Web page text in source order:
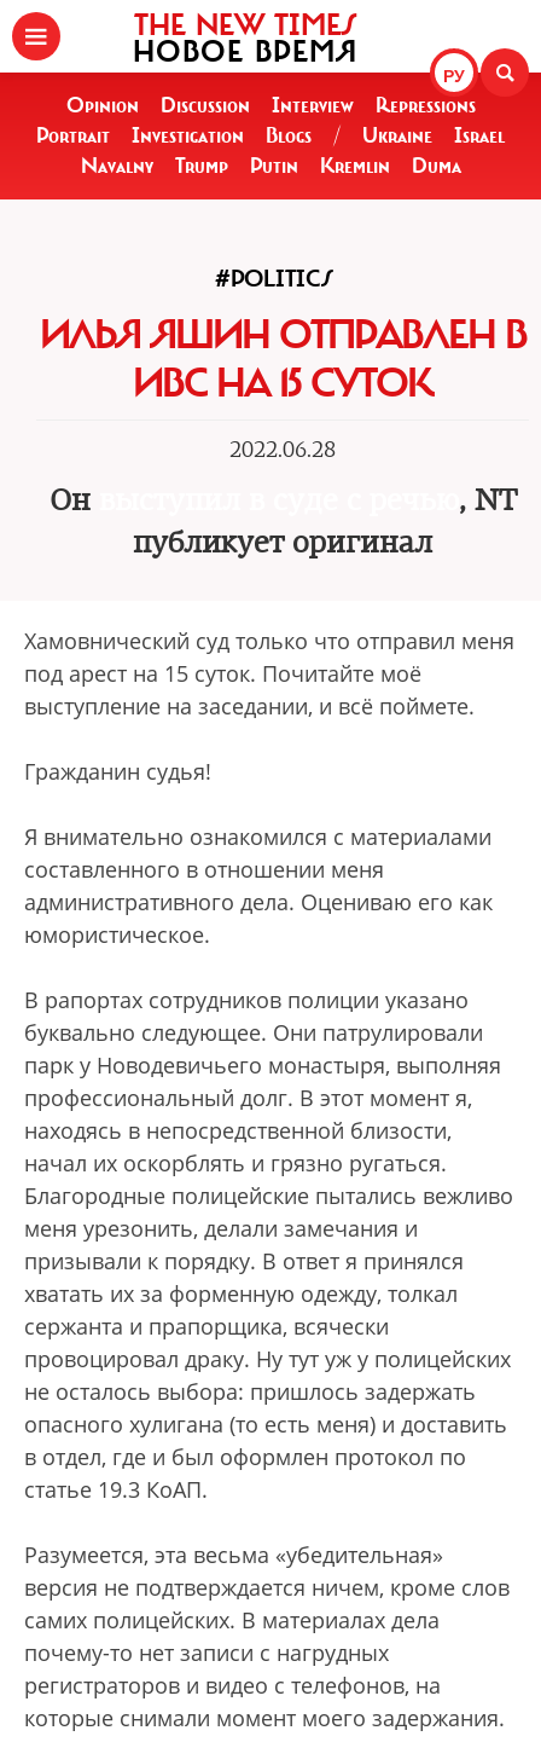
РУ
THE NEW TIMES
НОВОЕ ВРЕМЯ
Opinion Discussion Interview
Repressions
Portrait
Investigation Blogs / Ukraine
Israel
Navalny
Trump Putin Kremlin Duma
#POLITICS
ИЛЬЯ ЯШИН ОТПРАВЛЕН В
ИВС НА 15 СУТОК
2022.06.28
Он
, NT
публикует оригинал
Хамовнический суд только что отправил меня
под арест на 15 суток. Почитайте моё
выступление на заседании, и всё поймете.
Гражданин судья!
Я внимательно ознакомился с материалами
составленного в отношении меня
административного дела. Оцениваю его как
юмористическое.
В рапортах сотрудников полиции указано
буквально следующее. Они патрулировали
парк у Новодевичьего монастыря, выполняя
профессиональный долг. В этот момент я,
находясь в непосредственной близости,
начал их оскорблять и грязно ругаться.
Благородные полицейские пытались вежливо
меня урезонить, делали замечания и
призывали к порядку. В ответ я принялся
хватать их за форменную одежду, толкал
сержанта и прапорщика, всячески
провоцировал драку. Ну тут уж у полицейских
не осталось выбора: пришлось задержать
опасного хулигана (то есть меня) и доставить
в отдел, где и был оформлен протокол по
статье 19.3 КоАП.
Разумеется, эта весьма «убедительная»
версия не подтверждается ничем, кроме слов
самих полицейских. В материалах дела
почему-то нет записи с нагрудных
регистраторов и видео с телефонов, на
которые снимали момент моего задержания.